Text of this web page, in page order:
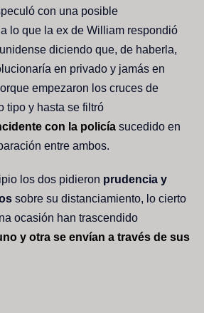
con una posible
lo que la ex de William respondió
diciendo que, de haberla,
en privado y jamás en
empezaron los cruces de
tipo y hasta se filtró
con la policía sucedido en
entre ambos.
los dos pidieron prudencia y
sobre su distanciamiento, lo cierto
ocasión han trascendido
y otra se envían a través de sus